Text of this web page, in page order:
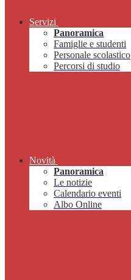
Servizi
Panoramica
Famiglie e studenti
Personale scolastico
Percorsi di studio
Novità
Panoramica
Le notizie
Calendario eventi
Albo Online